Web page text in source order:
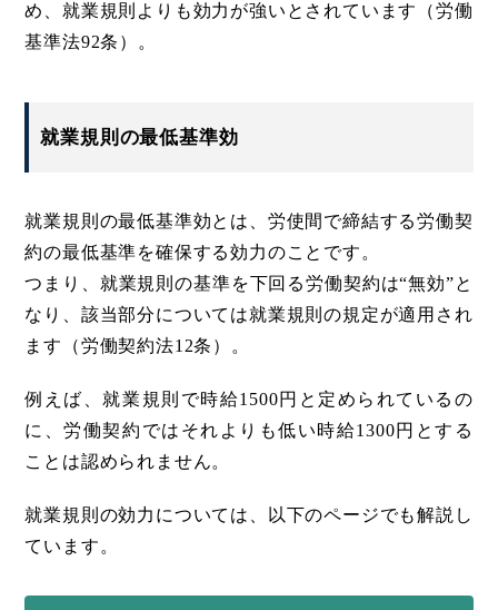
め、就業規則よりも効力が強いとされています（労働
基準法92条）。
就業規則の最低基準効
就業規則の最低基準効とは、労使間で締結する労働契
約の最低基準を確保する効力のことです。
つまり、就業規則の基準を下回る労働契約は“無効”と
なり、該当部分については就業規則の規定が適用され
ます（労働契約法12条）。
例えば、就業規則で時給1500円と定められているの
に、労働契約ではそれよりも低い時給1300円とする
ことは認められません。
就業規則の効力については、以下のページでも解説し
ています。